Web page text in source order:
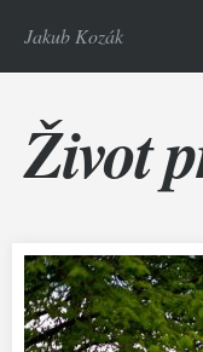
Jakub Kozák
Život